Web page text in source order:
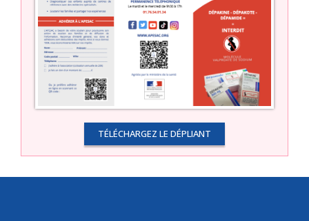
TÉLÉCHARGEZ LE DÉPLIANT